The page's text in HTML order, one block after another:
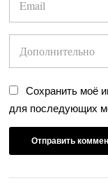
Сохранить моё
для последующих